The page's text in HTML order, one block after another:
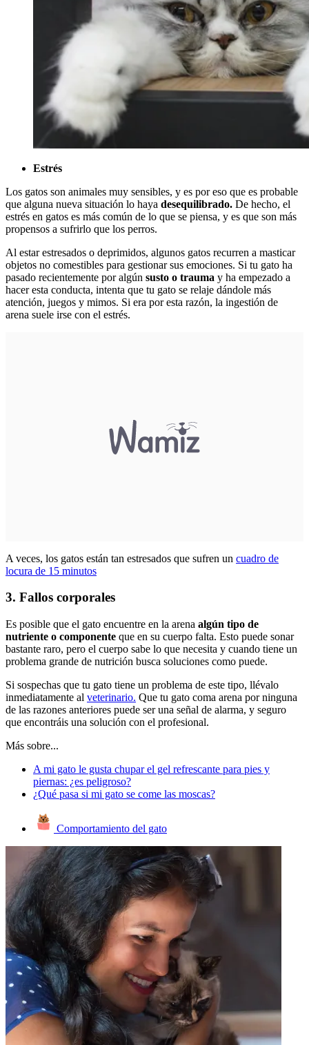
Estrés
Los gatos son animales muy sensibles, y es por eso que es probable
que alguna nueva situación lo haya desequilibrado. De hecho, el
estrés en gatos es más común de lo que se piensa, y es que son más
propensos a sufrirlo que los perros.
Al estar estresados o deprimidos, algunos gatos recurren a masticar
objetos no comestibles para gestionar sus emociones. Si tu gato ha
pasado recientemente por algún susto o trauma y ha empezado a
hacer esta conducta, intenta que tu gato se relaje dándole más
atención, juegos y mimos. Si era por esta razón, la ingestión de
arena suele irse con el estrés.
A veces, los gatos están tan estresados que sufren un cuadro de
locura de 15 minutos
3. Fallos corporales
Es posible que el gato encuentre en la arena algún tipo de
nutriente o componente que en su cuerpo falta. Esto puede sonar
bastante raro, pero el cuerpo sabe lo que necesita y cuando tiene un
problema grande de nutrición busca soluciones como puede.
Si sospechas que tu gato tiene un problema de este tipo, llévalo
inmediatamente al veterinario. Que tu gato coma arena por ninguna
de las razones anteriores puede ser una señal de alarma, y seguro
que encontráis una solución con el profesional.
Más sobre...
A mi gato le gusta chupar el gel refrescante para pies y
piernas: ¿es peligroso?
¿Qué pasa si mi gato se come las moscas?
Comportamiento del gato